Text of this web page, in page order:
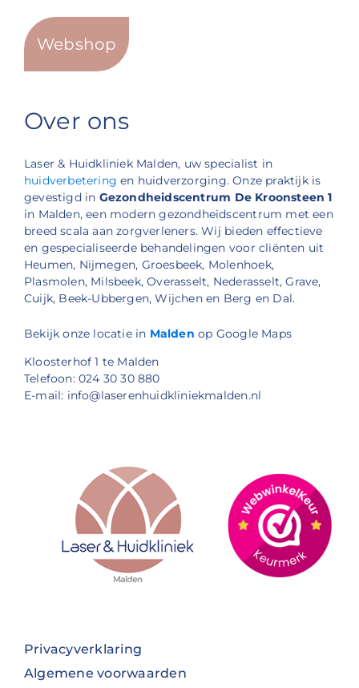
Webshop
Over ons
Laser & Huidkliniek Malden, uw specialist in
huidverbetering en huidverzorging. Onze praktijk is
gevestigd in Gezondheidscentrum De Kroonsteen 1
in Malden, een modern gezondheidscentrum met een
breed scala aan zorgverleners. Wij bieden effectieve
en gespecialiseerde behandelingen voor cliënten uit
Heumen, Nijmegen, Groesbeek, Molenhoek,
Plasmolen, Milsbeek, Overasselt, Nederasselt, Grave,
Cuijk, Beek-Ubbergen, Wijchen en Berg en Dal.
Bekijk onze locatie in Malden op Google Maps
Kloosterhof 1 te Malden
Telefoon: 024 30 30 880
E-mail: info@laserenhuidkliniekmalden.nl
Privacyverklaring
Algemene voorwaarden